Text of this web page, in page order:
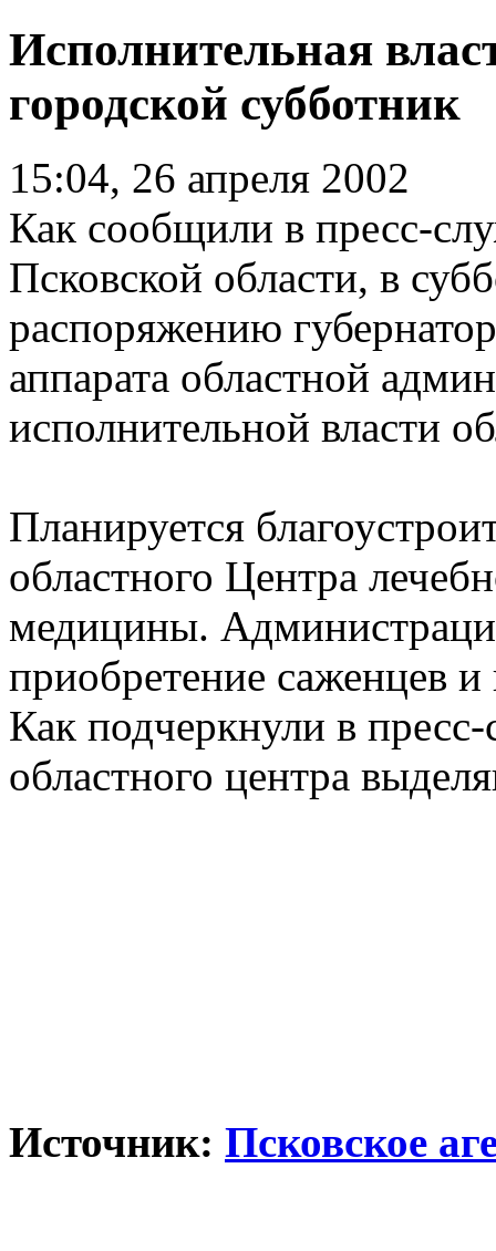
Исполнительная
городской субботник
15:04, 26 апреля 2002
Как сообщили в пресс-
Псковской области, в
распоряжению
аппарата областной
исполнительной власти
Планируется
областного Центра
медицины.
приобретение саженцев
Как подчеркнули в пресс-
областного центра
Источник: Псковское